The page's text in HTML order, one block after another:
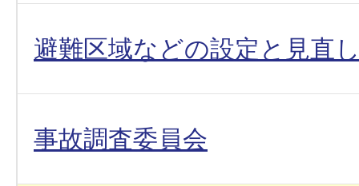
避難区域などの設定と見直
事故調査委員会